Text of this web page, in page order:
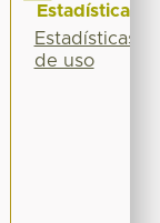
Estadísticas
Estadísticas
de uso